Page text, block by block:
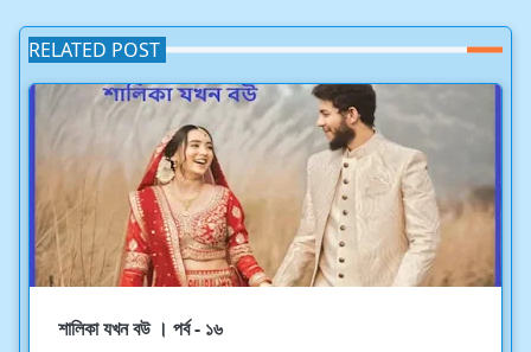
RELATED POST
শালিকা যখন বউ । পর্ব - ১৬